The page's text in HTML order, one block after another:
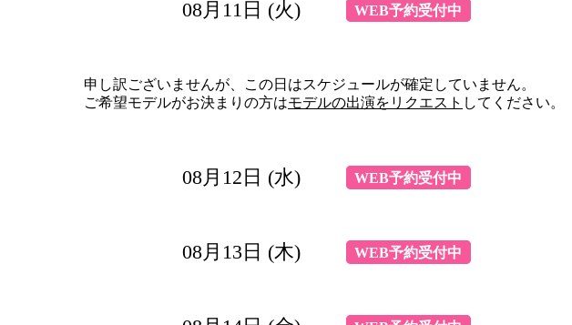
08月11日 (火) WEB予約受付中
申し訳ございませんが、この日はスケジュールが確定していません。
ご希望モデルがお決まりの方はモデルの出演をリクエスト してください。
08月12日 (水) WEB予約受付中
08月13日 (木) WEB予約受付中